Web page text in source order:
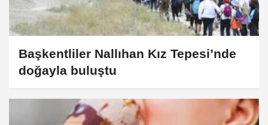
Başkentliler Nallıhan Kız Tepesi’nde
doğayla buluştu